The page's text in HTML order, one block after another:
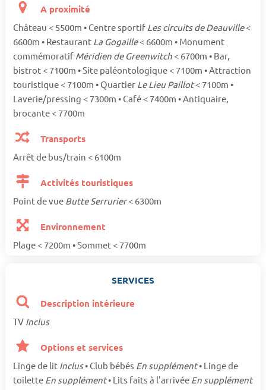
A proximité
Château < 5500m • Centre sportif Les circuits de Deauville<
6600m • Restaurant La Gogaille< 6600m • Monument
commémoratif Méridien de Greenwitch < 6700m • Bar,
bistrot < 7100m • Site paléontologique < 7100m • Attraction
touristique < 7100m • Quartier Le Lieu Paillot< 7100m •
Laverie/pressing < 7300m • Café < 7400m • Antiquaire,
brocante < 7700m
Transports
Arrêt de bus/train < 6100m
Activités touristiques
Point de vue Butte Serrurier< 6300m
Environnement
Plage < 7200m • Sommet < 7700m
SERVICES
Description intérieure
TV Inclus
Options et services
Linge de lit Inclus• Club bébés En supplément• Linge de
toilette En supplément• Lits faits à l'arrivée En supplément